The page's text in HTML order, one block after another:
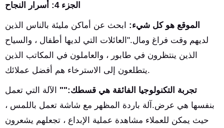
الجزء 4: أسرار النجاح
الموقع هو كل شيء: ابحث عن أماكن مليئة بالناس الذين
لديهم وقت فراغ ومال."العائلات التي لديها أطفال ، والسياح
الذين ينتظرون في طابور ، والعاملون في المكاتب الذين
يتطلعون إلى الاسترخاء هم أفضل عملائك.
تجربة التكنولوجيا الفائقة هي قسطك:"" الآلة التي تعمل
بنفسها هي عرض.آلة باردة المظهر مع شاشة تعمل باللمس ،
حيث يمكن للعملاء مشاهدة عملية الإبداع ، تجعلهم يشعرون